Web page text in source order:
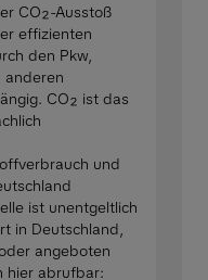
CO₂-Ausstoß
effizienten
den Pkw,
anderen
CO₂ ist das
und
ist unentgeltlich
in Deutschland,
angeboten
hier abrufbar: